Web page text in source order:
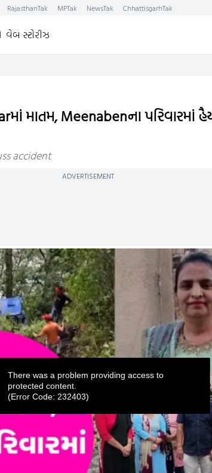
RajasthanTak MPTak NewsTak ChhattisgarhTak
વેબ સ્ટોરીઝ
માતમ, Meenabenના પરિવારમાં
accident
ADVERTISEMENT
There was a problem providing access to
protected content.
(Error Code: 232403)